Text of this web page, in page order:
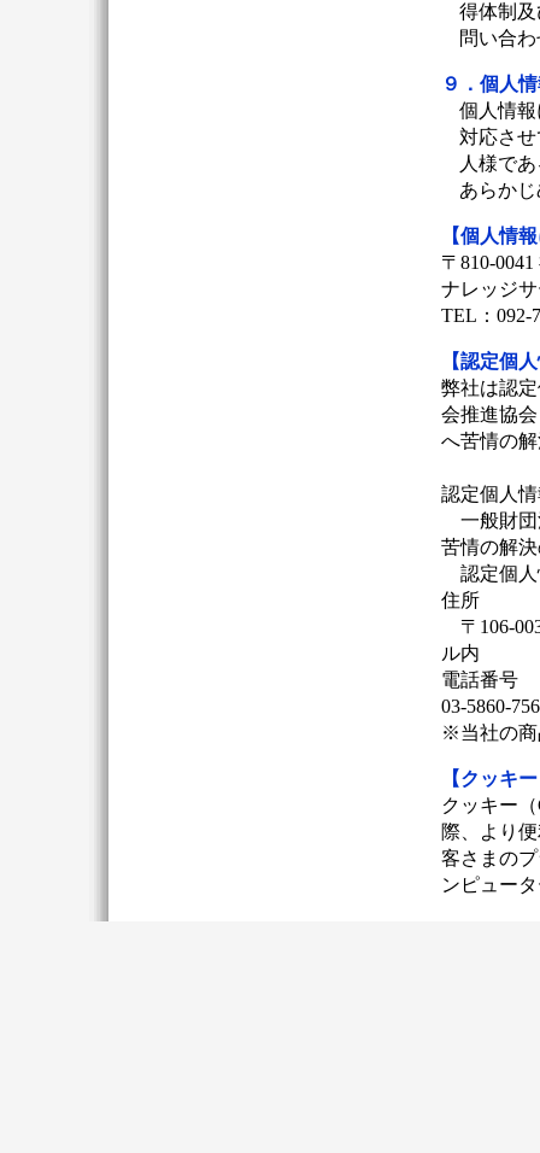
得体制
問い合
９．個人
個人情
対応さ
人様で
あらか
【個人情
〒810-
ナレッジ
TEL：092-
【認定個
弊社は認
会推進協
へ苦情の
認定個人
一般財団
苦情の解
認定個人
住所
〒106-
ル内
電話番号
03-5860-
※当社の商
【クッキ
クッキー
際、より
客さまの
ンピュー